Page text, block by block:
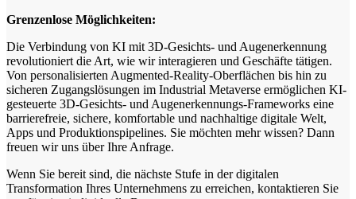
Grenzenlose Möglichkeiten:
Die Verbindung von KI mit 3D-Gesichts- und Augenerkennung
revolutioniert die Art, wie wir interagieren und Geschäfte tätigen.
Von personalisierten Augmented-Reality-Oberflächen bis hin zu
sicheren Zugangslösungen im Industrial Metaverse ermöglichen KI-
gesteuerte 3D-Gesichts- und Augenerkennungs-Frameworks eine
barrierefreie, sichere, komfortable und nachhaltige digitale Welt,
Apps und Produktionspipelines. Sie möchten mehr wissen? Dann
freuen wir uns über Ihre Anfrage.
Wenn Sie bereit sind, die nächste Stufe in der digitalen
Transformation Ihres Unternehmens zu erreichen, kontaktieren Sie